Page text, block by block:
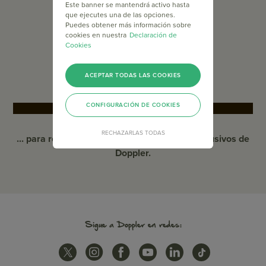
SUSCRÍBETE
... para recibir promociones y contenidos exclusivos de
Doppler.
CONOCE DOPPLER
RECURSOS DE MARKETING
HELP
Sigue a Doppler en redes:
Este banner se mantendrá activo hasta
que ejecutes una de las opciones.
Puedes obtener más información sobre
cookies en nuestra Declaración de
Cookies
RECHAZARLAS TODAS
ACEPTAR TODAS LAS COOKIES
CONFIGURACIÓN DE COOKIES